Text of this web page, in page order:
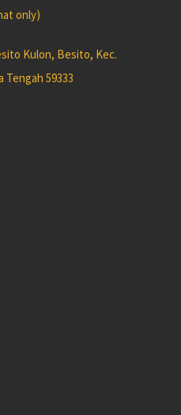
only)
Kulon, Besito, Kec.
59333